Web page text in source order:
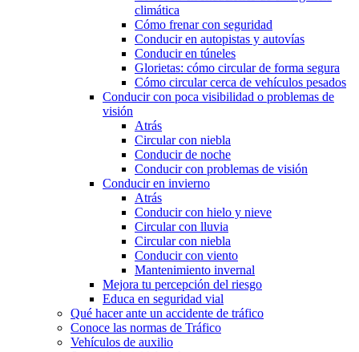
climática
Cómo frenar con seguridad
Conducir en autopistas y autovías
Conducir en túneles
Glorietas: cómo circular de forma segura
Cómo circular cerca de vehículos pesados
Conducir con poca visibilidad o problemas de
visión
Atrás
Circular con niebla
Conducir de noche
Conducir con problemas de visión
Conducir en invierno
Atrás
Conducir con hielo y nieve
Circular con lluvia
Circular con niebla
Conducir con viento
Mantenimiento invernal
Mejora tu percepción del riesgo
Educa en seguridad vial
Qué hacer ante un accidente de tráfico
Conoce las normas de Tráfico
Vehículos de auxilio